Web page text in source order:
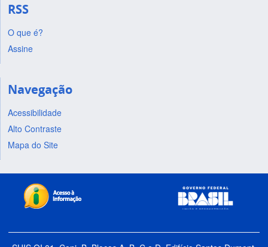
RSS
O que é?
Assine
Navegação
Acessibilidade
Alto Contraste
Mapa do Site